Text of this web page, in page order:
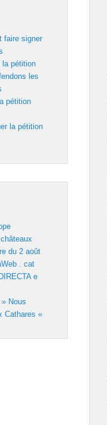
faire signer
la pétition
les
pétition
la pétition
du 2 août
. cat
e
Nous
Cathares «